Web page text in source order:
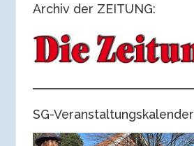
Archiv der ZEITUNG:
SG-Veranstaltungskalender